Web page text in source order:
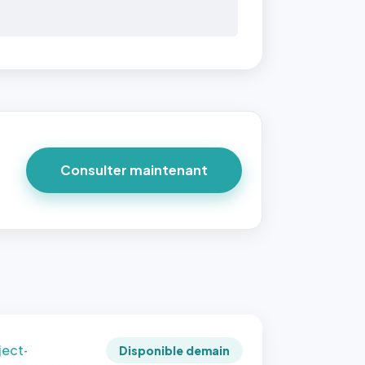
Consulter maintenant
par
1:1
à
Disponible demain